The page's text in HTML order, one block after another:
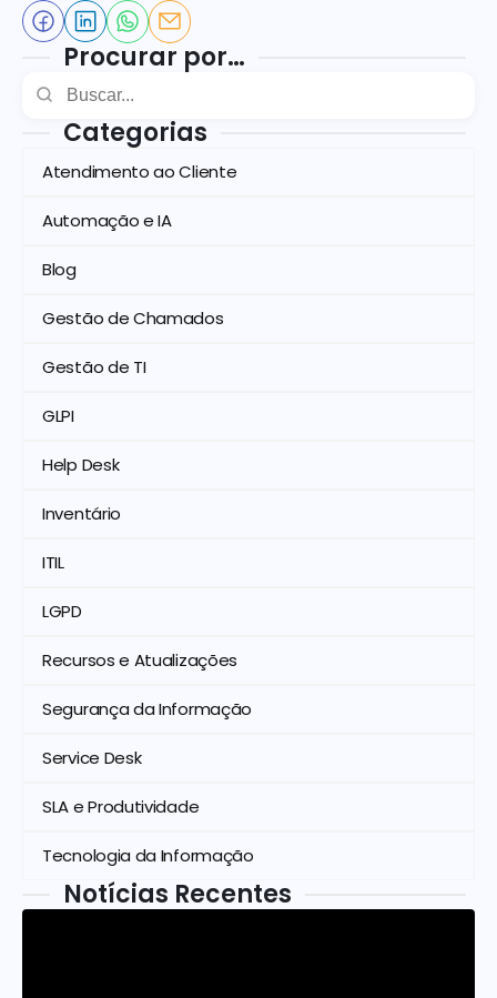
Procurar por…
Categorias
Atendimento ao Cliente
Automação e IA
Blog
Gestão de Chamados
Gestão de TI
GLPI
Help Desk
Inventário
ITIL
LGPD
Recursos e Atualizações
Segurança da Informação
Service Desk
SLA e Produtividade
Tecnologia da Informação
Notícias Recentes